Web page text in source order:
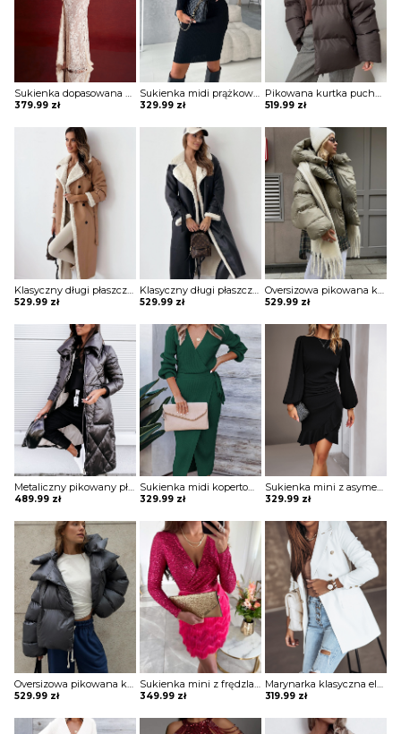
379.99 zł
Sukienka midi prążkowana Adalciza
329.99 zł 519.99 zł
529.99 zł
Klasyczny długi płaszcz z futrem i paskiem Sherri
529.99 zł 529.99 zł
489.99 zł
Sukienka midi kopertowa Jonie
329.99 zł
Sukienka mini z asymetryczną falbaną Maguelonne
329.99 zł
529.99 zł 349.99 zł 319.99 zł